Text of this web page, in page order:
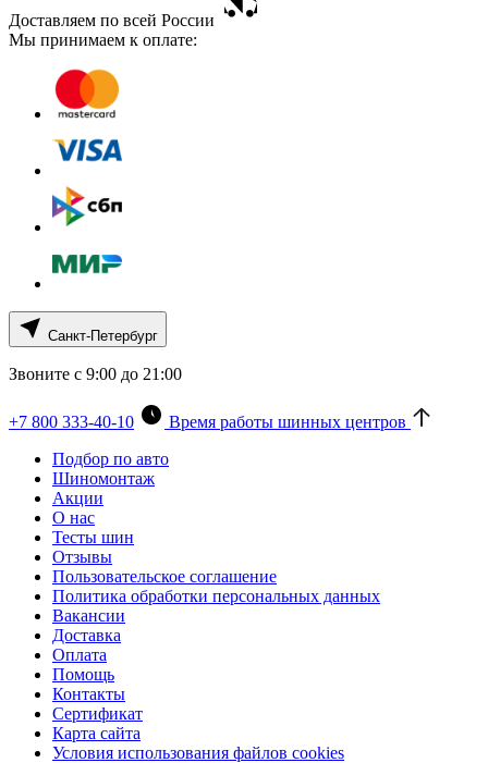
Доставляем по всей России
Мы принимаем к оплате:
Санкт-Петербург
Звоните с 9:00 до 21:00
+7 800 333-40-10
Время работы шинных центров
Подбор по авто
Шиномонтаж
Акции
О нас
Тесты шин
Отзывы
Пользовательское соглашение
Политика обработки персональных данных
Вакансии
Доставка
Оплата
Помощь
Контакты
Сертификат
Карта сайта
Условия использования файлов cookies